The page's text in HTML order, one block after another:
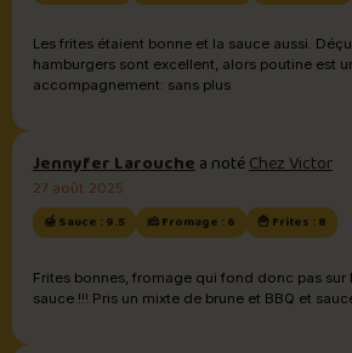
Les frites étaient bonne et la sauce aussi.
hamburgers sont excellent, alors poutine est
accompagnement: sans plus
Jennyfer Larouchea notéChez Victor
27 août 2025
🍯 Sauce : 9.5 🧀 Fromage : 6 🍟 Frites : 8
Frites bonnes, fromage qui fond donc pas sur
sauce !!! Pris un mixte de brune et BBQ et